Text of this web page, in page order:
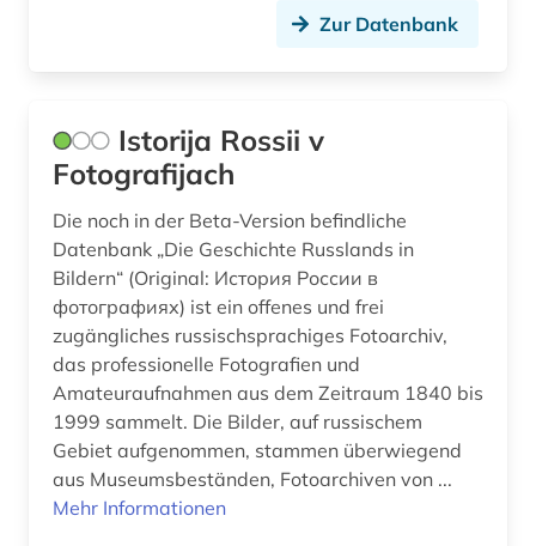
Zur Datenbank
Istorija Rossii v
Fotografijach
Die noch in der Beta-Version befindliche
Datenbank „Die Geschichte Russlands in
Bildern“ (Original: История России в
фотографиях) ist ein offenes und frei
zugängliches russischsprachiges Fotoarchiv,
das professionelle Fotografien und
Amateuraufnahmen aus dem Zeitraum 1840 bis
1999 sammelt. Die Bilder, auf russischem
Gebiet aufgenommen, stammen überwiegend
aus Museumsbeständen, Fotoarchiven von ...
Mehr Informationen